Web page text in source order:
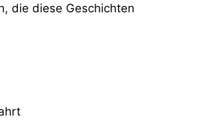
die diese Geschichten